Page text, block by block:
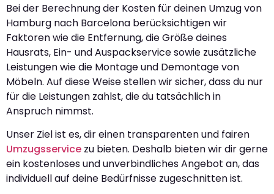
Bei der Berechnung der Kosten für deinen Umzug von
Hamburg nach Barcelona berücksichtigen wir
Faktoren wie die Entfernung, die Größe deines
Hausrats, Ein- und Auspackservice sowie zusätzliche
Leistungen wie die Montage und Demontage von
Möbeln. Auf diese Weise stellen wir sicher, dass du nur
für die Leistungen zahlst, die du tatsächlich in
Anspruch nimmst.
Unser Ziel ist es, dir einen transparenten und fairen
Umzugsservice zu bieten. Deshalb bieten wir dir gerne
ein kostenloses und unverbindliches Angebot an, das
individuell auf deine Bedürfnisse zugeschnitten ist.